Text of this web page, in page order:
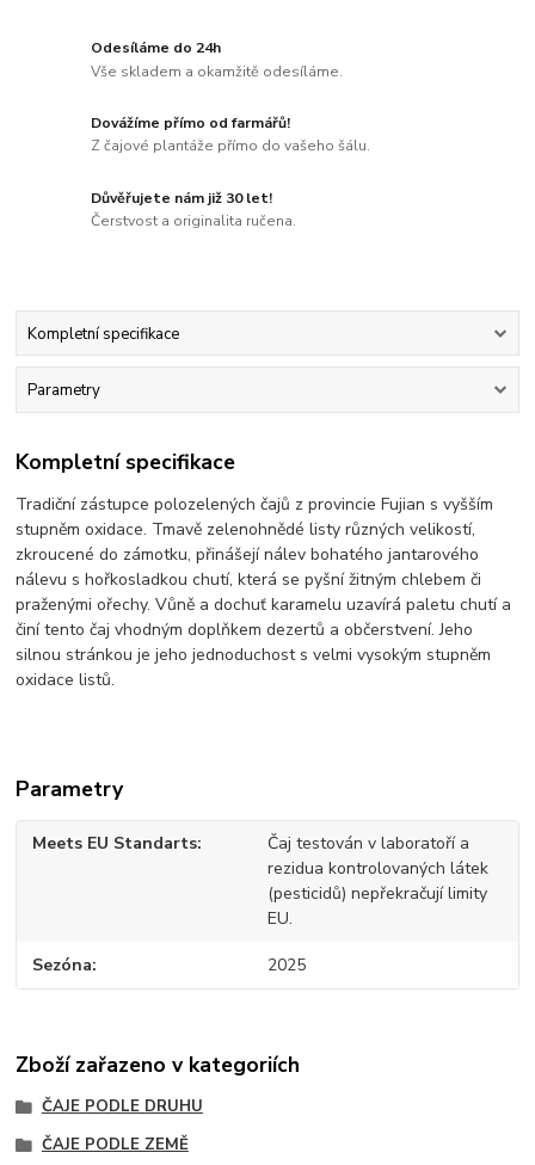
Odesíláme do 24h
Vše skladem a okamžitě odesíláme.
Dovážíme přímo od farmářů!
Z čajové plantáže přímo do vašeho šálu.
Důvěřujete nám již 30 let!
Čerstvost a originalita ručena.
Kompletní specifikace
Parametry
Kompletní specifikace
Tradiční zástupce polozelených čajů z provincie Fujian s vyšším
stupněm oxidace. Tmavě zelenohnědé listy různých velikostí,
zkroucené do zámotku, přinášejí nálev bohatého jantarového
nálevu s hořkosladkou chutí, která se pyšní žitným chlebem či
praženými ořechy. Vůně a dochuť karamelu uzavírá paletu chutí a
činí tento čaj vhodným doplňkem dezertů a občerstvení. Jeho
silnou stránkou je jeho jednoduchost s velmi vysokým stupněm
oxidace listů.
Parametry
Meets EU Standarts
Čaj testován v laboratoří a
rezidua kontrolovaných látek
(pesticidů) nepřekračují limity
EU.
Sezóna 2025
Zboží zařazeno v kategoriích
ČAJE PODLE DRUHU
ČAJE PODLE ZEMĚ